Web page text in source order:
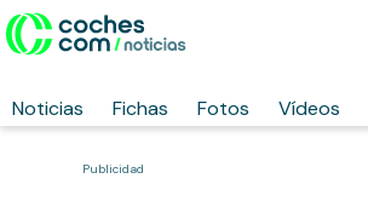
Noticias Fichas Fotos Vídeos
Publicidad